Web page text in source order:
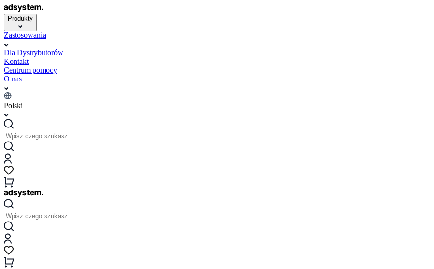
Produkty
Zastosowania
Dla Dystrybutorów
Kontakt
Centrum pomocy
O nas
Polski